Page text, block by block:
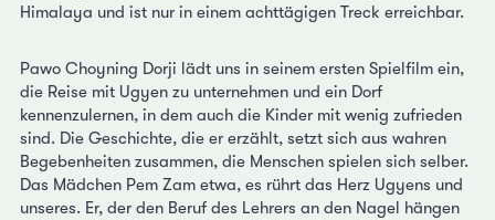
Himalaya und ist nur in einem achttägigen Treck erreichbar.
Pawo Choyning Dorji lädt uns in seinem ersten Spielfilm ein,
die Reise mit Ugyen zu unternehmen und ein Dorf
kennenzulernen, in dem auch die Kinder mit wenig zufrieden
sind. Die Geschichte, die er erzählt, setzt sich aus wahren
Begebenheiten zusammen, die Menschen spielen sich selber.
Das Mädchen Pem Zam etwa, es rührt das Herz Ugyens und
unseres. Er, der den Beruf des Lehrers an den Nagel hängen